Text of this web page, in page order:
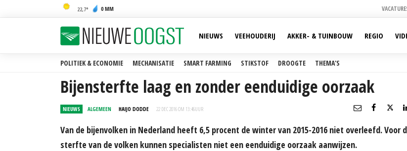
22,7 0 MM
POLITIEK & ECONOMIE MECHANISATIE SMART FARMING STIKSTOF DROOGTE THEMA'S
NIEUWS VEEHOUDERIJ AKKER- & TUINBOUW REGIO
Bijensterfte laag en zonder eenduidige oorzaak
NIEUWS ALGEMEEN HAIJO DODDE 22 DEC 2016 OM 13:46UUR
Van de bijenvolken in Nederland heeft 6,5 procent de winter van 2015-2016 niet overleefd. Voor
sterfte van de volken kunnen specialisten niet een eenduidige oorzaak aanwijzen.